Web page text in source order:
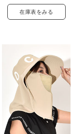
在庫表をみる